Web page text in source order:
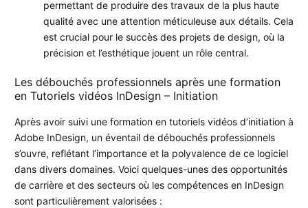
permettant de produire des travaux de la plus haute
qualité avec une attention méticuleuse aux détails. Cela
est crucial pour le succès des projets de design, où la
précision et l’esthétique jouent un rôle central.
Les débouchés professionnels après une formation
en Tutoriels vidéos InDesign – Initiation
Après avoir suivi une formation en tutoriels vidéos d’initiation à
Adobe InDesign, un éventail de débouchés professionnels
s’ouvre, reflétant l’importance et la polyvalence de ce logiciel
dans divers domaines. Voici quelques-unes des opportunités
de carrière et des secteurs où les compétences en InDesign
sont particulièrement valorisées :